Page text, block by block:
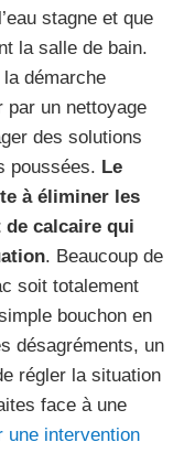
stagne et que
la salle de bain.
démarche
par un nettoyage
des solutions
poussées. Le
à éliminer les
de calcaire qui
. Beaucoup de
soit totalement
bouchon en
désagréments, un
régler la situation
face à une
une intervention